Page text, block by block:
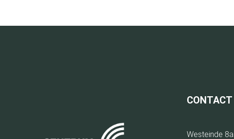
CONTACT
Westeinde 8a